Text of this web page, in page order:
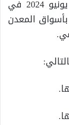
ننشر أسعار الذهب اليوم الجمعة 28 يونيو 2024 في
المعدن